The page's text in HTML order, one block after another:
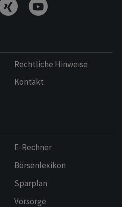
Rechtliche Hinweise
Kontakt
E-Rechner
Börsenlexikon
Sparplan
Vorsorge